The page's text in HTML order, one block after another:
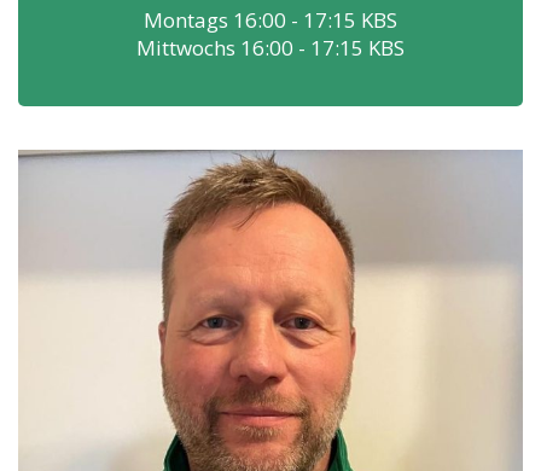
Montags 16:00 - 17:15 KBS
Mittwochs 16:00 - 17:15 KBS